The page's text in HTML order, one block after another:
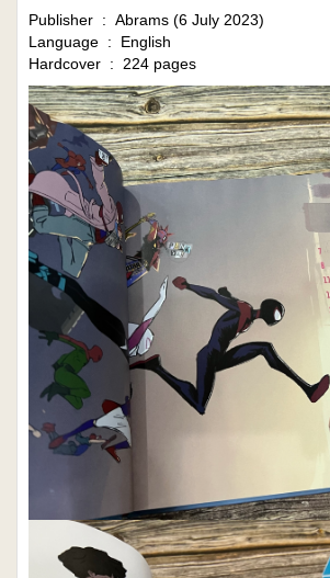
Publisher ‏ : ‎ Abrams (6 July 2023)
Language ‏ : ‎ English
Hardcover ‏ : ‎ 224 pages